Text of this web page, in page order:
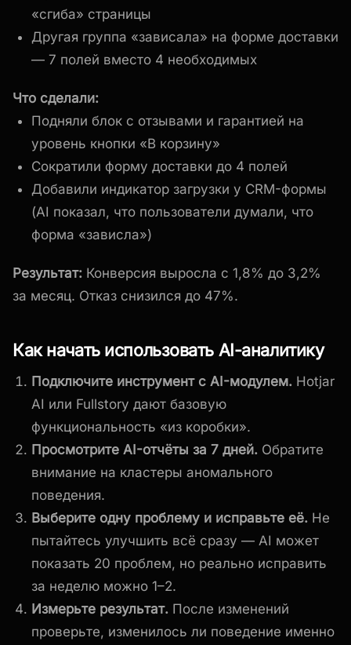
«сгиба» страницы
Другая группа «зависала» на форме доставки
— 7 полей вместо 4 необходимых
Что сделали:
Подняли блок с отзывами и гарантией на
уровень кнопки «В корзину»
Сократили форму доставки до 4 полей
Добавили индикатор загрузки у CRM-формы
(AI показал, что пользователи думали, что
форма «зависла»)
Результат: Конверсия выросла с 1,8% до 3,2%
за месяц. Отказ снизился до 47%.
Как начать использовать AI-аналитику
Подключите инструмент с AI-модулем. Hotjar
AI или Fullstory дают базовую
функциональность «из коробки».
Просмотрите AI-отчёты за 7 дней. Обратите
внимание на кластеры аномального
поведения.
Выберите одну проблему и исправьте её. Не
пытайтесь улучшить всё сразу — AI может
показать 20 проблем, но реально исправить
за неделю можно 1–2.
Измерьте результат. После изменений
проверьте, изменилось ли поведение именно